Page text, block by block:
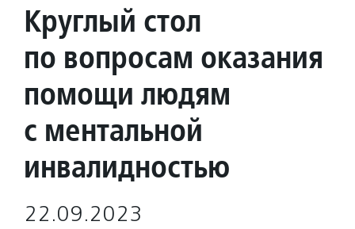
Круглый стол
по вопросам оказания
помощи людям
с ментальной
инвалидностью
22.09.2023